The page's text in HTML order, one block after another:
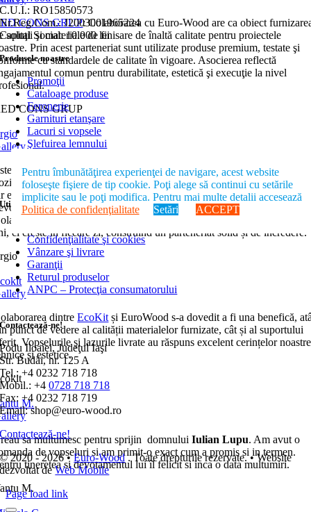
CONS GRUP: Colaborarea cu Euro-Wood are ca obiect
soluţii şi materiale de finisare de înaltă calitate pentru proiectele
Prin acest parteneriat sunt utilizate produse premium, testate şi
cu standardele de calitate în vigoare. Asocierea reflectă
comun pentru durabilitate, estetică şi execuţie la nivel
CONS GRUP
o plăcere să colaborăm cu Euro-Wood și în același timp o
comunicarea este clară și constantă, timpii de răspuns sunt
echipa este flexibilă și propune mereu soluții care răspund exact
proiectelor noastre.
ci crește în fiecare zi, construind un parteneriat solid și de încredere.
dintreEcoKit și EuroWood s-a dovedit a fi una benefică,
punct de vedere al calității materialelor furnizate, cât și al suportului
Vopselurile și lazurile livrate au răspuns excelent cerințelor noastre
și estetice.
M.
sa multumesc pentru sprijin domnuluiIulian Lupu. Am avut o
de vopseluri si am primit-o exact cum a promis si in termen.
tineretea si devotamentul lui îl felicit si inca o data multumiri.
M.
C.U.I.: RO15850573
Nr.Reg.Com.: J2003001965224
Capital Social: 10.000 lei
Produsele noastre
Promoţii
Cataloage produse
Feronerie
Garnituri etanşare
Lacuri si vopsele
Şlefuirea lemnului
Praguri, profile şi lăcrimare
Placări lemn-aluminiu
Utile
Confidenţialitate şi cookies
Vânzare şi livrare
Garanţii
Returul produselor
ANPC – Protecţia consumatorului
Contactează-ne!
Podu Iloaiei, Judeţul Iaşi
Str. Budăi, nr. 125 A
Tel.: +4 0232 718 718
Mobil.: +40728 718 718
Fax: +4 0232 718 719
Email: shop@euro-wood.ro
Contactează-ne!
© 2020 - 2026 •Euro-Wood. Toate drepturile rezervate. • Website
dezvoltat deWeb Mobile
Page load link
Pentru îmbunătăţirea experienţei de navigare, acest website
foloseşte fişiere de tip cookie. Poţi alege să continui cu setările
implicite sau le poţi modifica. Pentru mai multe detalii accesează
Politica de confidenţialitate
Setări ACCEPT